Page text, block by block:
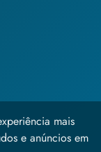
mais
e anúncios em